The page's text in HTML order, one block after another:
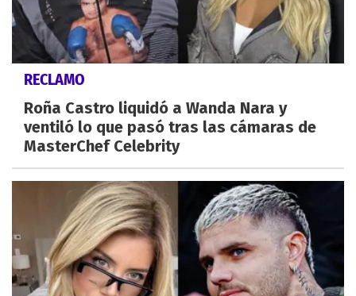
RECLAMO
Roña Castro liquidó a Wanda Nara y
ventiló lo que pasó tras las cámaras de
MasterChef Celebrity